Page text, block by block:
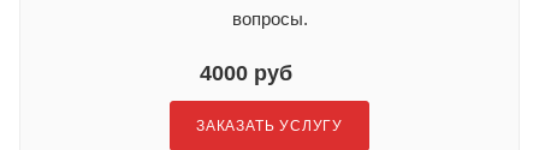
вопросы.
4000 руб
ЗАКАЗАТЬ УСЛУГУ